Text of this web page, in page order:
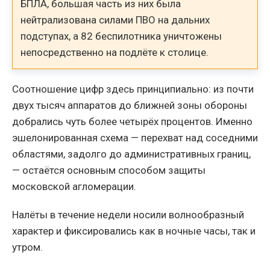
БПЛА, большая часть из них была
нейтрализована силами ПВО на дальних
подступах, а 82 беспилотника уничтожены
непосредственно на подлёте к столице.
Соотношение цифр здесь принципиально: из почти
двух тысяч аппаратов до ближней зоны обороны
добрались чуть более четырёх процентов. Именно
эшелонированная схема — перехват над соседними
областями, задолго до административных границ,
— остаётся основным способом защиты
московской агломерации.
Налёты в течение недели носили волнообразный
характер и фиксировались как в ночные часы, так и
утром.